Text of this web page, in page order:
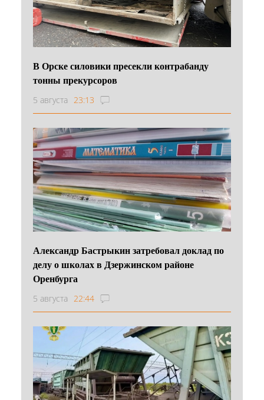
В Орске силовики пресекли контрабанду
тонны прекурсоров
5 августа 23:13
Александр Бастрыкин затребовал доклад по
делу о школах в Дзержинском районе
Оренбурга
5 августа 22:44